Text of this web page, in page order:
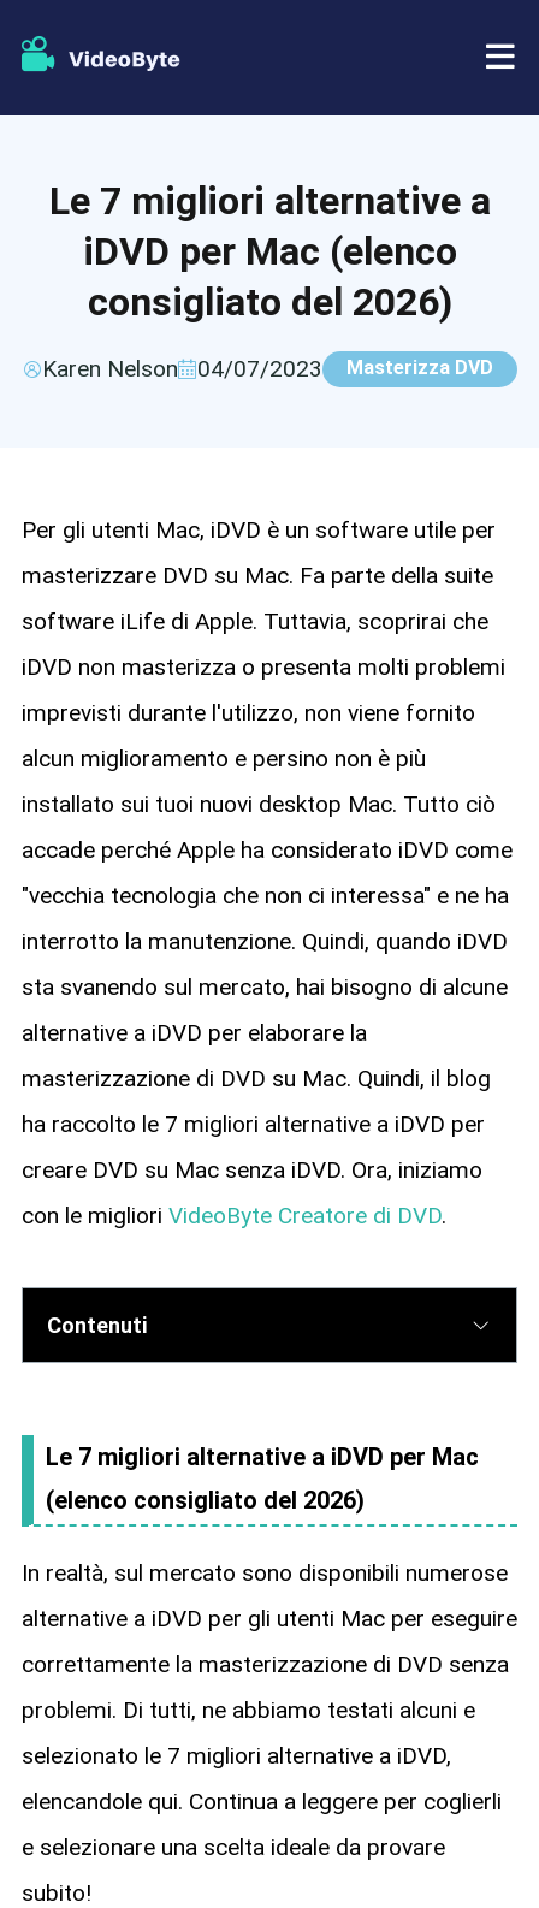
Ripper BD-DVD
Copia Blu-ray
Negozio
Le 7 migliori alternative a
iDVD per Mac (elenco
consigliato del 2026)
Karen Nelson 04/07/2023 Masterizza DVD
Per gli utenti Mac, iDVD è un software utile per
masterizzare DVD su Mac. Fa parte della suite
software iLife di Apple. Tuttavia, scoprirai che
iDVD non masterizza o presenta molti problemi
imprevisti durante l'utilizzo, non viene fornito
alcun miglioramento e persino non è più
installato sui tuoi nuovi desktop Mac. Tutto ciò
accade perché Apple ha considerato iDVD come
"vecchia tecnologia che non ci interessa" e ne ha
interrotto la manutenzione. Quindi, quando iDVD
sta svanendo sul mercato, hai bisogno di alcune
alternative a iDVD per elaborare la
masterizzazione di DVD su Mac. Quindi, il blog
ha raccolto le 7 migliori alternative a iDVD per
creare DVD su Mac senza iDVD. Ora, iniziamo
con le migliori VideoByte Creatore di DVD.
Contenuti
Le 7 migliori alternative a iDVD per Mac
(elenco consigliato del 2026)
In realtà, sul mercato sono disponibili numerose
alternative a iDVD per gli utenti Mac per eseguire
correttamente la masterizzazione di DVD senza
problemi. Di tutti, ne abbiamo testati alcuni e
selezionato le 7 migliori alternative a iDVD,
elencandole qui. Continua a leggere per coglierli
e selezionare una scelta ideale da provare
subito!